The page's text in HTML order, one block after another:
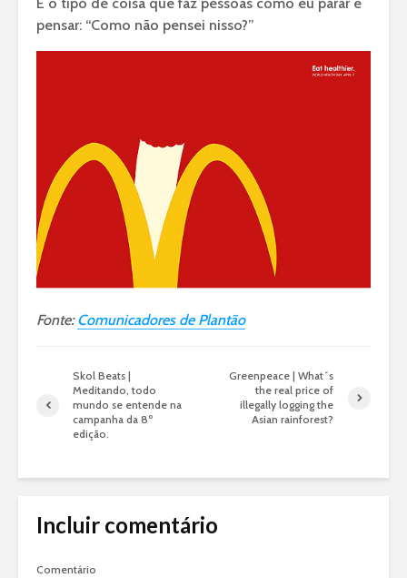
pensar: “Como não pensei nisso?”
Fonte:Comunicadores de Plantão
Skol Beats |
Meditando, todo
mundo se entende na
campanha da 8º
edição.
Greenpeace | What´s
the real price of
illegally logging the
Asian rainforest?
Incluir comentário
Comentário